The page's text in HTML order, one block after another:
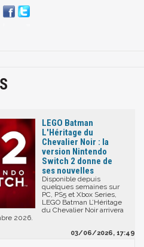
LEGO Batman
L'Héritage du
Chevalier Noir : la
version Nintendo
Switch 2 donne de
ses nouvelles
Disponible depuis
quelques semaines sur
PC, PS5 et Xbox Series,
LEGO Batman L’Héritage
du Chevalier Noir arrivera
2026.
03/06/2026, 17:49